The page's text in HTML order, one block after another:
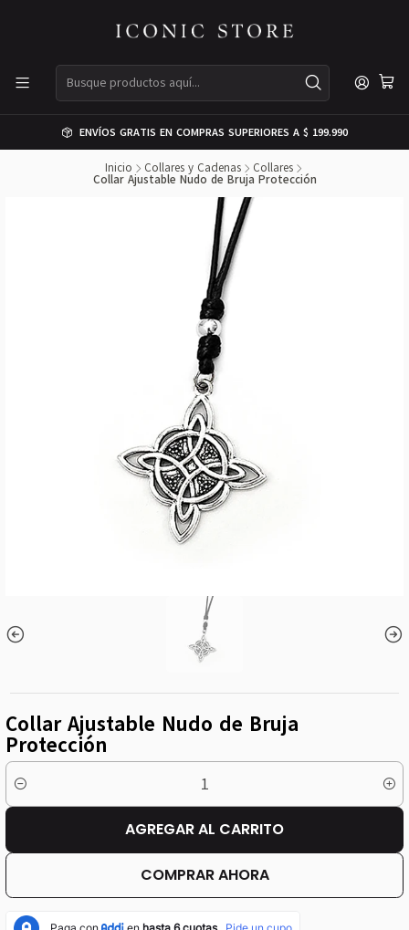
ENVÍOS GRATIS EN COMPRAS SUPERIORES A $ 199.990
Inicio Collares y Cadenas Collares
Collar Ajustable Nudo de Bruja Protección
Collar Ajustable Nudo de Bruja
Protección
Cantidad
AGREGAR AL CARRITO
COMPRAR AHORA